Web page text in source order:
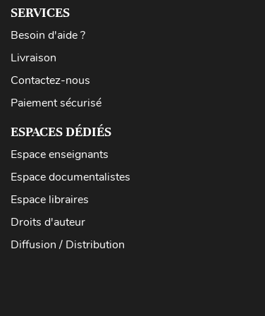
SERVICES
Besoin d'aide ?
Livraison
Contactez-nous
Paiement sécurisé
ESPACES DÉDIÉS
Espace enseignants
Espace documentalistes
Espace libraires
Droits d'auteur
Diffusion / Distribution